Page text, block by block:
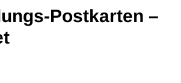
Postkarten –